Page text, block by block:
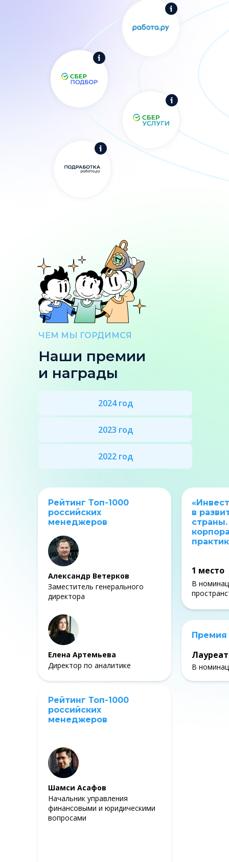
ЧЕМ МЫ ГОРДИМСЯ
Наши премии
и награды
2024 год
2023 год
2022 год
В
Лауреат
Премия
в
1 место
В
Рейтинг Топ-1000
российских
менеджеров
Александр Ветерков
Елена Артемьева
Заместитель генерального
директора
Директор по аналитике
Рейтинг Топ-1000
российских
менеджеров
Шамси Асафов
Начальник управления
финансовыми и юридическими
вопросами